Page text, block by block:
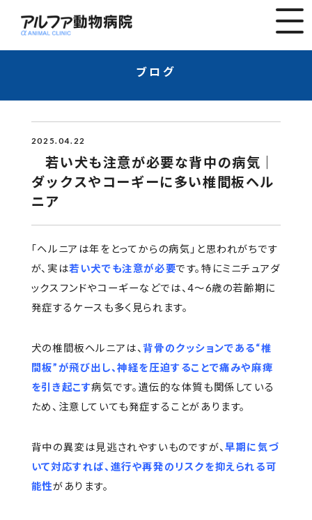
ブログ
2025.04.22
若い犬も注意が必要な背中の病気｜
ダックスやコーギーに多い椎間板ヘル
ニア
「ヘルニアは年をとってからの病気」と思われがちです
が、実は若い犬でも注意が必要です。特にミニチュアダ
ックスフンドやコーギーなどでは、4〜6歳の若齢期に
発症するケースも多く見られます。
犬の椎間板ヘルニアは、 背骨のクッションである“椎
間板”が飛び出し、神経を圧迫することで痛みや麻痺
を引き起こす病気です。遺伝的な体質も関係している
ため、注意していても発症することがあります。
背中の異変は見逃されやすいものですが、早期に気づ
いて対応すれば、進行や再発のリスクを抑えられる可
能性があります。